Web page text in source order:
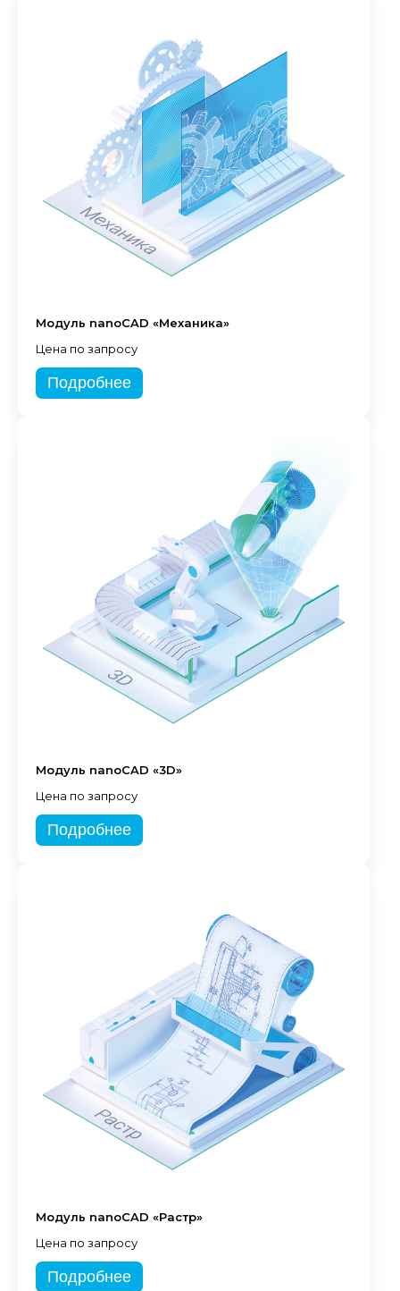
Модуль nanoCAD «Механика»
Цена по запросу
Подробнее
Модуль nanoCAD «3D»
Цена по запросу
Подробнее
Модуль nanoCAD «Растр»
Цена по запросу
Подробнее